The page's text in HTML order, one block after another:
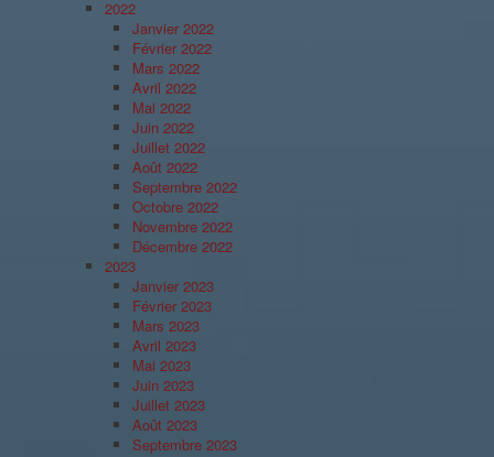
2022
Janvier 2022
Février 2022
Mars 2022
Avril 2022
Mai 2022
Juin 2022
Juillet 2022
Août 2022
Septembre 2022
Octobre 2022
Novembre 2022
Décembre 2022
2023
Janvier 2023
Février 2023
Mars 2023
Avril 2023
Mai 2023
Juin 2023
Juillet 2023
Août 2023
Septembre 2023